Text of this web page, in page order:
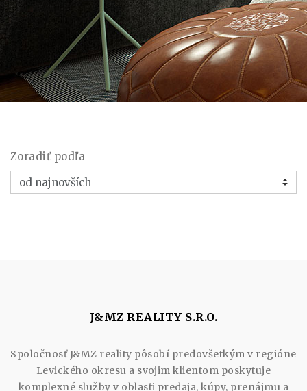
Zoradiť podľa
J&MZ REALITY S.R.O.
Spoločnosť J&MZ reality pôsobí predovšetkým v regióne
Levického okresu a svojim klientom poskytuje
komplexné služby v oblasti predaja, kúpy, prenájmu a